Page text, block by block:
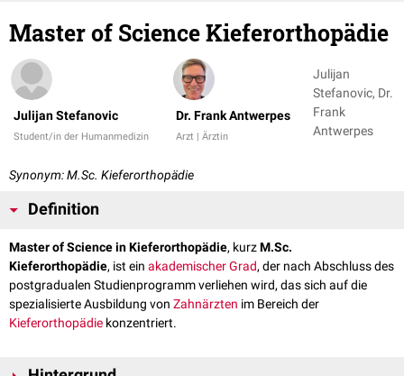
Master of Science Kieferorthopädie
Julijan Stefanovic
Student/in der Humanmedizin
Dr. Frank Antwerpes
Arzt | Ärztin
Julijan
Stefanovic, Dr.
Frank
Antwerpes
Synonym: M.Sc. Kieferorthopädie
Definition
Master of Science in Kieferorthopädie, kurzM.Sc.
Kieferorthopädie, ist ein akademischer Grad, der nach Abschluss des
postgradualen Studienprogramm verliehen wird, das sich auf die
spezialisierte Ausbildung von Zahnärzten im Bereich der
Kieferorthopädie konzentriert.